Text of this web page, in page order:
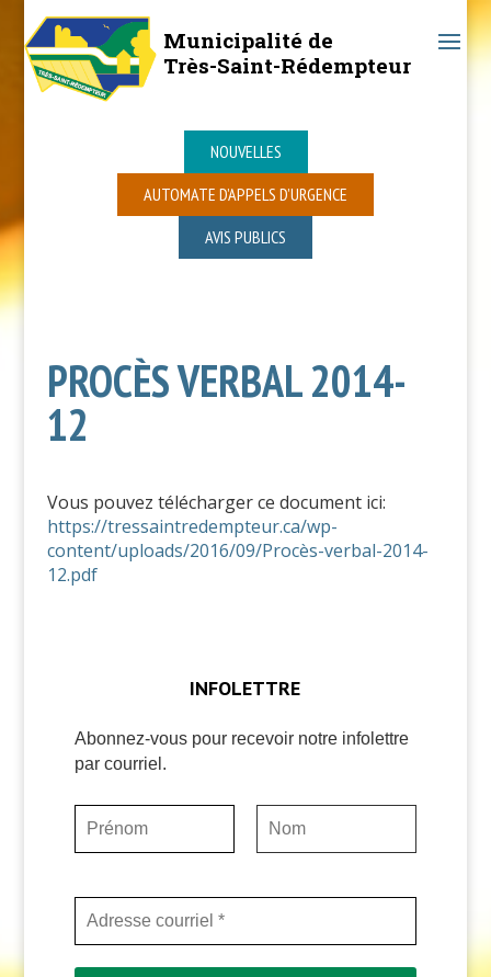
Municipalité de
Très-Saint-Rédempteur
NOUVELLES
AUTOMATE D’APPELS D’URGENCE
AVIS PUBLICS
PROCÈS VERBAL 2014-
12
Vous pouvez télécharger ce document ici:
https://tressaintredempteur.ca/wp-
content/uploads/2016/09/Procès-verbal-2014-
12.pdf
INFOLETTRE
Abonnez-vous pour recevoir notre infolettre
par courriel.